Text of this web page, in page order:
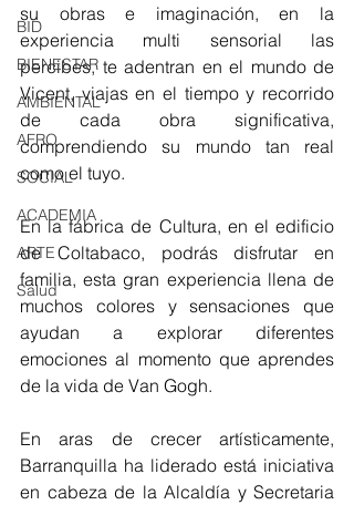
BID
BIENESTAR
AMBIENTAL
AFRO
SOCIAL
ACADEMIA
ARTE
Salud
su obras e imaginación, en la
experiencia multi sensorial las
percibes, te adentran en el mundo de
Vicent, viajas en el tiempo y recorrido
de cada obra significativa,
comprendiendo su mundo tan real
como el tuyo.
En la fábrica de Cultura, en el edificio
de Coltabaco, podrás disfrutar en
familia, esta gran experiencia llena de
muchos colores y sensaciones que
ayudan a explorar diferentes
emociones al momento que aprendes
de la vida de Van Gogh.
En aras de crecer artísticamente,
Barranquilla ha liderado está iniciativa
en cabeza de la Alcaldía y Secretaria